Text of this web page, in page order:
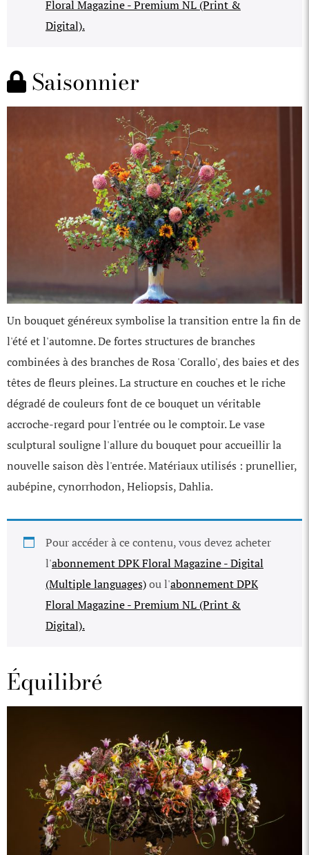
Floral Magazine - Premium NL (Print &
Digital).
Saisonnier
Un bouquet généreux symbolise la transition entre la fin de
l'été et l'automne. De fortes structures de branches
combinées à des branches de Rosa 'Corallo', des baies et des
têtes de fleurs pleines. La structure en couches et le riche
dégradé de couleurs font de ce bouquet un véritable
accroche-regard pour l'entrée ou le comptoir. Le vase
sculptural souligne l'allure du bouquet pour accueillir la
nouvelle saison dès l'entrée. Matériaux utilisés : prunellier,
aubépine, cynorrhodon, Heliopsis, Dahlia.
Pour accéder à ce contenu, vous devez acheter
l'abonnement DPK Floral Magazine - Digital
(Multiple languages)ou l'abonnement DPK
Floral Magazine - Premium NL (Print &
Digital).
Équilibré